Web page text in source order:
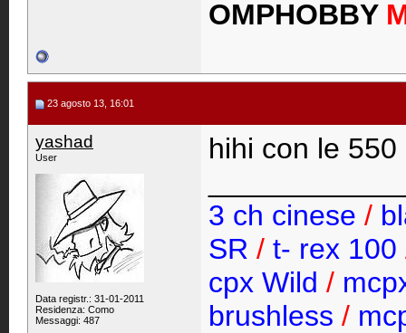
OMPHOBBY
23 agosto 13, 16:01
yashad
User
Data registr.: 31-01-2011
Residenza: Como
Messaggi: 487
hihi con le
3 ch cinese /
SR / t- rex 100
cpx Wild /
brushless /